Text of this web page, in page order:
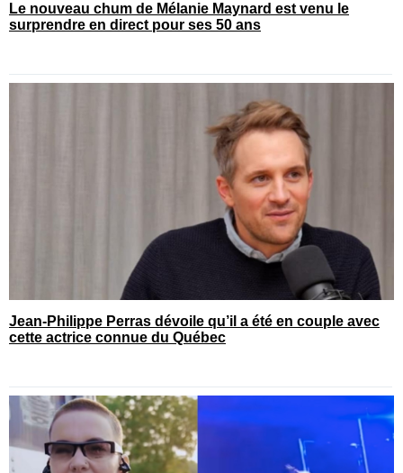
Le nouveau chum de Mélanie Maynard est venu le
surprendre en direct pour ses 50 ans
Jean-Philippe Perras dévoile qu’il a été en couple avec
cette actrice connue du Québec